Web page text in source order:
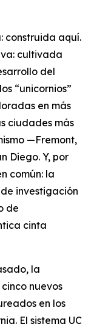
construida aquí.
cultivada
del
“unicornios”
en más
ciudades más
—Fremont,
Diego. Y, por
común: la
investigación
de
cinta
la
nuevos
en los
El sistema UC